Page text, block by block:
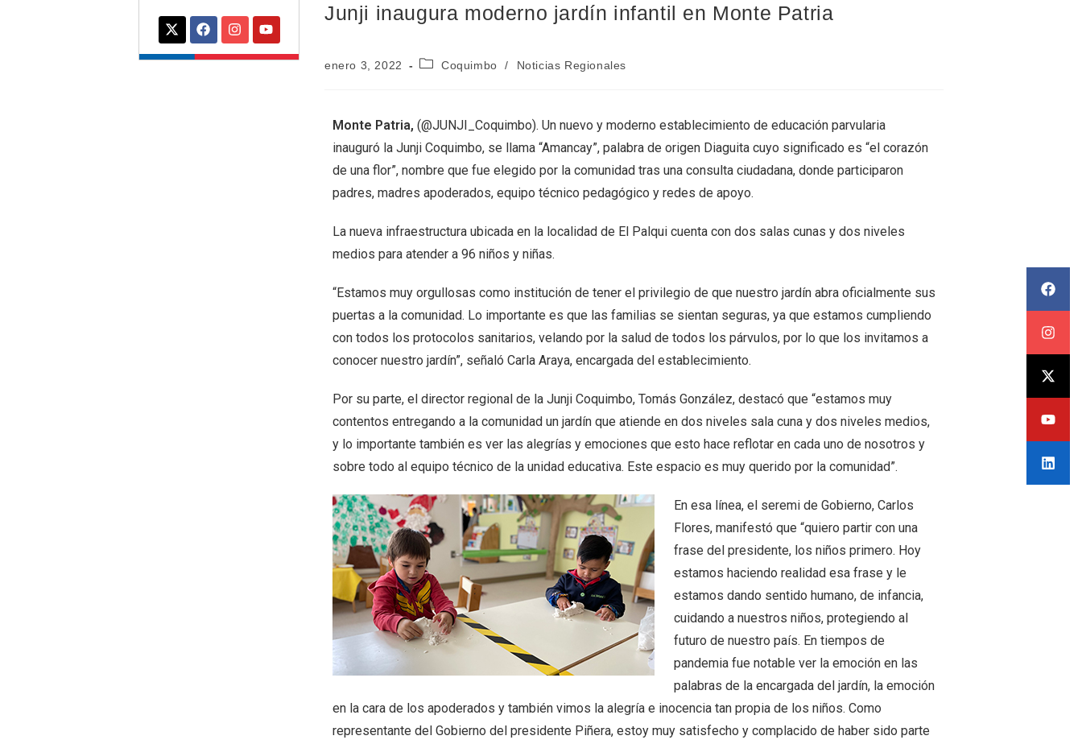
Junji inaugura moderno jardín infantil en Monte Patria
enero 3, 2022 Coquimbo / Noticias Regionales
Monte Patria, (@JUNJI_Coquimbo). Un nuevo y moderno establecimiento de educación parvularia
inauguró la Junji Coquimbo, se llama “Amancay”, palabra de origen Diaguita cuyo significado es “el corazón
de una flor”, nombre que fue elegido por la comunidad tras una consulta ciudadana, donde participaron
padres, madres apoderados, equipo técnico pedagógico y redes de apoyo.
La nueva infraestructura ubicada en la localidad de El Palqui cuenta con dos salas cunas y dos niveles
medios para atender a 96 niños y niñas.
“Estamos muy orgullosas como institución de tener el privilegio de que nuestro jardín abra oficialmente sus
puertas a la comunidad. Lo importante es que las familias se sientan seguras, ya que estamos cumpliendo
con todos los protocolos sanitarios, velando por la salud de todos los párvulos, por lo que los invitamos a
conocer nuestro jardín”, señaló Carla Araya, encargada del establecimiento.
Por su parte, el director regional de la Junji Coquimbo, Tomás González, destacó que “estamos muy
contentos entregando a la comunidad un jardín que atiende en dos niveles sala cuna y dos niveles medios,
y lo importante también es ver las alegrías y emociones que esto hace reflotar en cada uno de nosotros y
sobre todo al equipo técnico de la unidad educativa. Este espacio es muy querido por la comunidad”.
En esa línea, el seremi de Gobierno, Carlos
Flores, manifestó que “quiero partir con una
frase del presidente, los niños primero. Hoy
estamos haciendo realidad esa frase y le
estamos dando sentido humano, de infancia,
cuidando a nuestros niños, protegiendo al
futuro de nuestro país. En tiempos de
pandemia fue notable ver la emoción en las
palabras de la encargada del jardín, la emoción
en la cara de los apoderados y también vimos la alegría e inocencia tan propia de los niños. Como
representante del Gobierno del presidente Piñera, estoy muy satisfecho y complacido de haber sido parte